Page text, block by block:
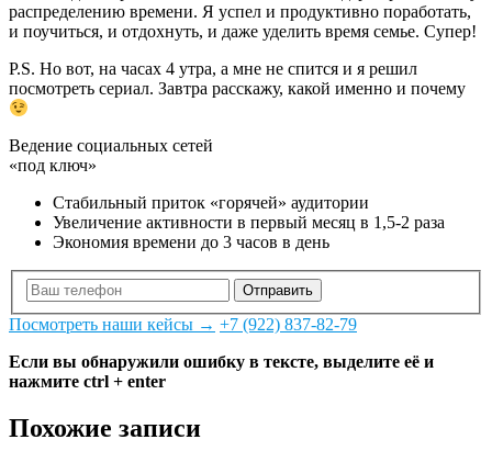
распределению времени. Я успел и продуктивно поработать,
и поучиться, и отдохнуть, и даже уделить время семье. Супер!
P.S. Но вот, на часах 4 утра, а мне не спится и я решил
посмотреть сериал. Завтра расскажу, какой именно и почему
Ведение социальных сетей
«под ключ»
Стабильный приток «горячей» аудитории
Увеличение активности в первый месяц в 1,5-2 раза
Экономия времени до 3 часов в день
Отправить
Посмотреть наши кейсы → +7 (922) 837-82-79
Если вы обнаружили ошибку в тексте, выделите её и
нажмите ctrl + enter
Похожие записи